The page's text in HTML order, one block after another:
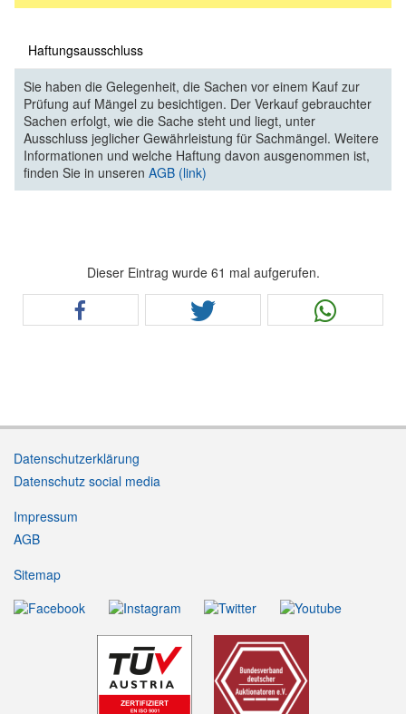
Haftungsausschluss
Sie haben die Gelegenheit, die Sachen vor einem Kauf zur
Prüfung auf Mängel zu besichtigen. Der Verkauf gebrauchter
Sachen erfolgt, wie die Sache steht und liegt, unter
Ausschluss jeglicher Gewährleistung für Sachmängel. Weitere
Informationen und welche Haftung davon ausgenommen ist,
finden Sie in unseren AGB (link)
Dieser Eintrag wurde 61 mal aufgerufen.
Datenschutzerklärung
Datenschutz social media
Impressum
AGB
Sitemap